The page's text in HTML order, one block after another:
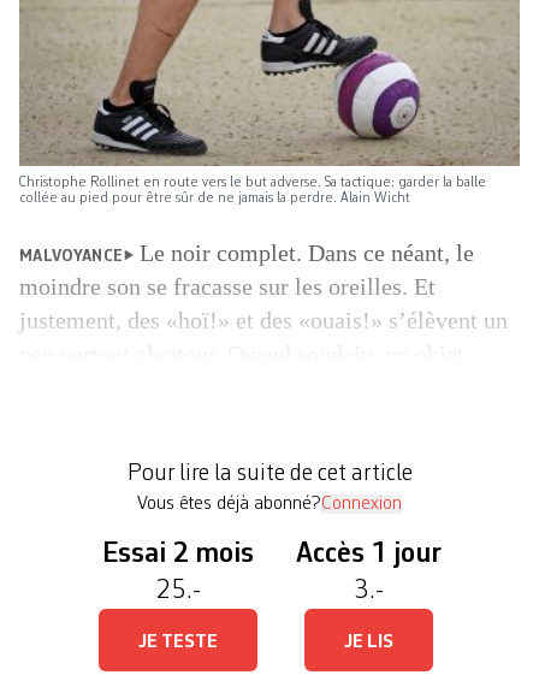
Christophe Rollinet en route vers le but adverse. Sa tactique: garder la balle
collée au pied pour être sûr de ne jamais la perdre. Alain Wicht
MALVOYANCE
Le noir complet. Dans ce néant, le
moindre son se fracasse sur les oreilles. Et
justement, des «hoï!» et des «ouais!» s’élèvent un
Pour lire la suite de cet article
Vous êtes déjà abonné?Connexion
Essai 2 mois
25.-
JE TESTE
Accès 1 jour
3.-
JE LIS